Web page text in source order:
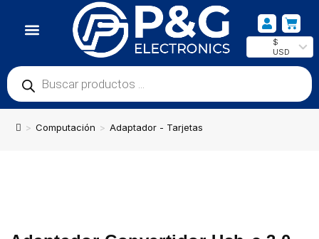
$
USD
> Computación > Adaptador - Tarjetas